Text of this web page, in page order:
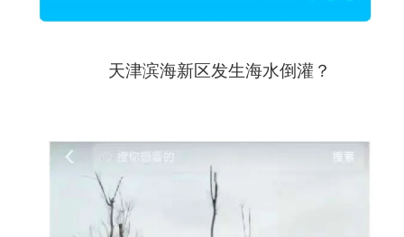
天津滨海新区发生海水倒灌？